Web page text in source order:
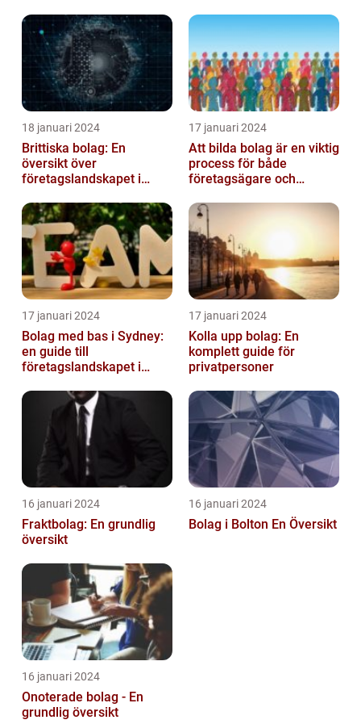
18 januari 2024
Brittiska bolag: En
översikt över
företagslandskapet i
17 januari 2024
Att bilda bolag är en viktig
process för både
företagsägare och
etablera en ...
17 januari 2024
Bolag med bas i Sydney:
en guide till
företagslandskapet i
stad
17 januari 2024
Kolla upp bolag: En
komplett guide för
privatpersoner
16 januari 2024
Fraktbolag: En grundlig
översikt
16 januari 2024
Bolag i Bolton En Översikt
16 januari 2024
Onoterade bolag - En
grundlig översikt